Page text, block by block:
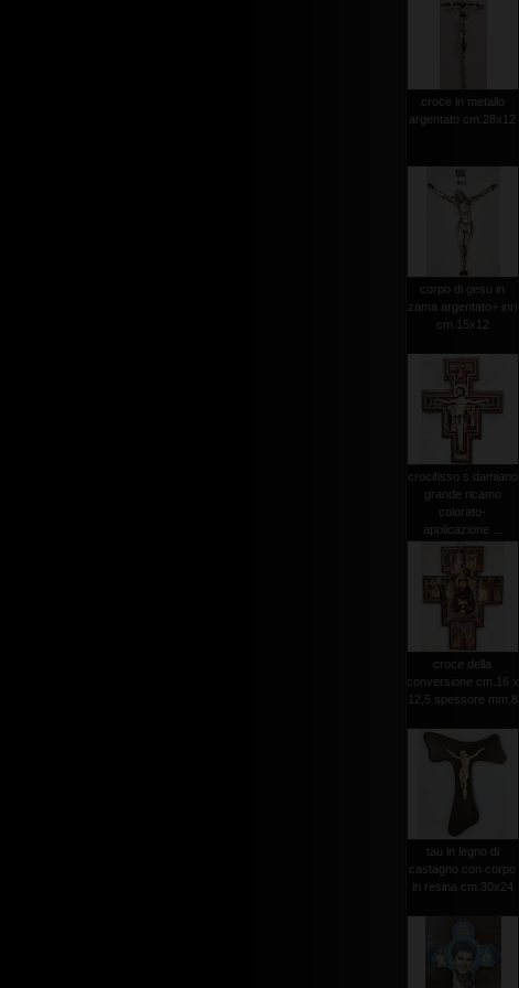
croce in metallo
argentato cm.28x12
corpo di gesu in
zama argentato+ inri
cm.15x12
crocifisso s.damiano
grande ricamo
colorato-
applicazione ...
croce della
conversione cm.16 x
12,5 spessore mm.8
tau in legno di
castagno con corpo
in resina cm.30x24